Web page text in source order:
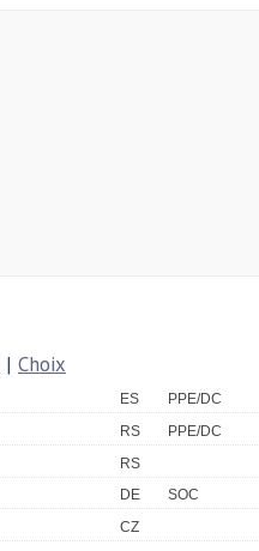
| Choix
ES
PPE/DC
RS
PPE/DC
RS
DE
SOC
CZ